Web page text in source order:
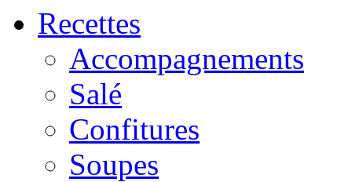
Recettes
Accompagnements
Salé
Confitures
Soupes